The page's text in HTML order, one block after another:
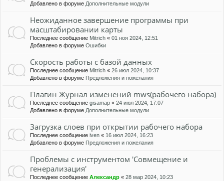
Добавлено в форуме Дополнительные модули
Неожиданное завершение программы при
масштабировании карты
Последнее сообщение Mitrich « 01 ноя 2024, 12:51
Добавлено в форуме Ошибки
Скорость работы с базой данных
Последнее сообщение Mitrich « 26 июл 2024, 10:37
Добавлено в форуме Предложения и пожелания
Плагин Журнал изменений mws(рабочего набора)
Последнее сообщение gisamap « 24 июл 2024, 17:07
Добавлено в форуме Дополнительные модули
Загрузка слоев при открытии рабочего набора
Последнее сообщение iven « 16 июл 2024, 16:23
Добавлено в форуме Предложения и пожелания
Проблемы с инструментом 'Совмещение и
генерализация'
Последнее сообщение Александр « 28 мар 2024, 10:23